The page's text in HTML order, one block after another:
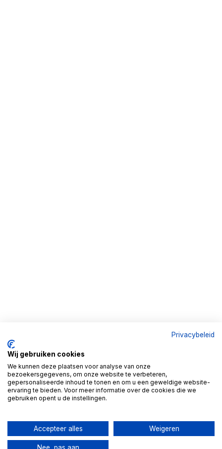
Privacybeleid
Wij gebruiken cookies
We kunnen deze plaatsen voor analyse van onze
bezoekersgegevens, om onze website te verbeteren,
gepersonaliseerde inhoud te tonen en om u een geweldige website-
ervaring te bieden. Voor meer informatie over de cookies die we
gebruiken opent u de instellingen.
Accepteer alles Weigeren